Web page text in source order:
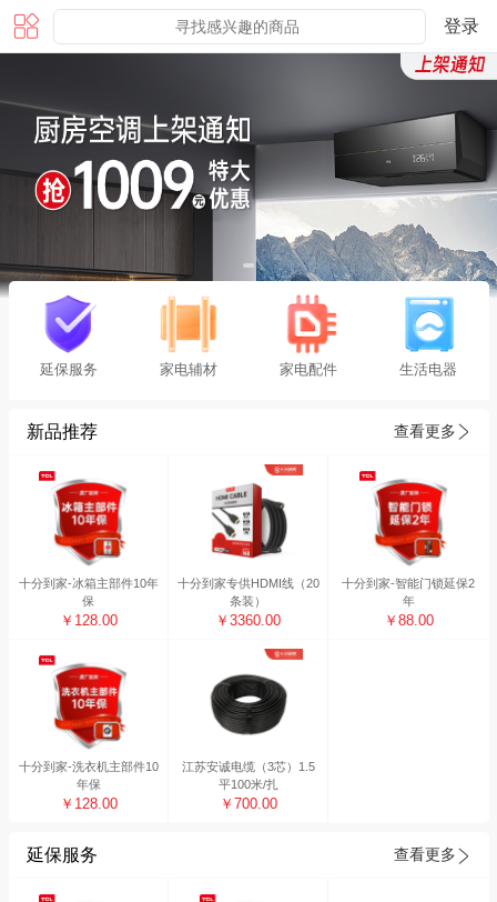
登录
延保服务 家电辅材 家电配件 生活电器
新品推荐 查看更多
十分到家-冰箱主部件10年
保
￥128.00
十分到家专供HDMI线（20
条装）
￥3360.00
十分到家-智能门锁延保2
年
￥88.00
十分到家-洗衣机主部件10
年保
￥128.00
江苏安诚电缆（3芯）1.5
平100米/扎
￥700.00
延保服务 查看更多